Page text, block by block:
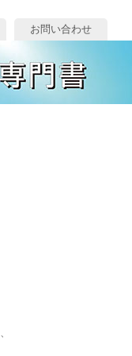
お問い合わせ